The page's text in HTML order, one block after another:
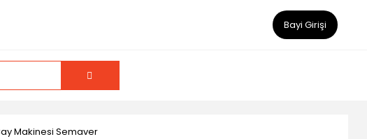
Bayi Girişi
Makinesi Semaver